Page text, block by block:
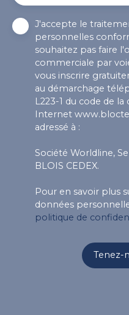
J'accepte le
personnelles
souhaitez pas faire
commerciale par
vous inscrire
au démarchage
L223-1 du code de
Internet
adressé à :
Société Worldline,
BLOIS CEDEX.
Pour en savoir plus
données
politique de
Tenez-